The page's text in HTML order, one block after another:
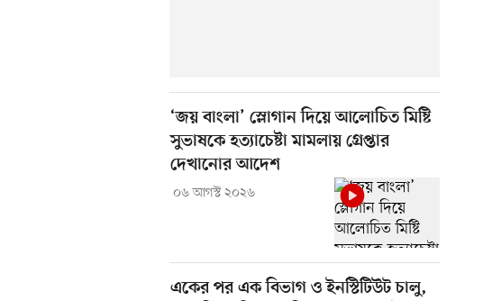
‘জয় বাংলা’ স্লোগান দিয়ে আলোচিত মিষ্টি
সুভাষকে হত্যাচেষ্টা মামলায় গ্রেপ্তার
দেখানোর আদেশ
০৬ আগস্ট ২০২৬
একের পর এক বিভাগ ও ইনস্টিটিউট চালু,